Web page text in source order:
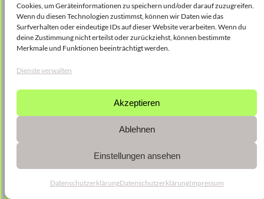
Cookies, um Geräteinformationen zu speichern und/oder darauf zuzugreifen.
Wenn du diesen Technologien zustimmst, können wir Daten wie das
Surfverhalten oder eindeutige IDs auf dieser Website verarbeiten. Wenn du
deine Zustimmung nicht erteilst oder zurückziehst, können bestimmte
Merkmale und Funktionen beeinträchtigt werden.
Dienste verwalten
Akzeptieren
Ablehnen
Einstellungen ansehen
DatenschutzerklärungDatenschutzerklärungImpressum